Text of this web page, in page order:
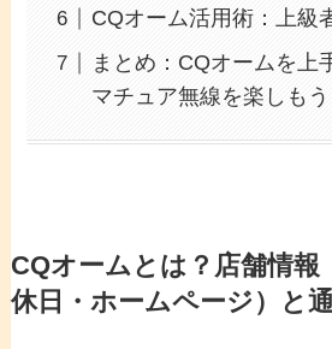
CQオーム活用術：上級
まとめ：CQオームを上
マチュア無線を楽しもう
CQオームとは？店舗情報
休日・ホームページ）と